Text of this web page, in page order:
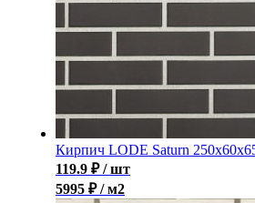
Кирпич LODE Saturn
119.9 ₽ / шт
5995 ₽ / м2